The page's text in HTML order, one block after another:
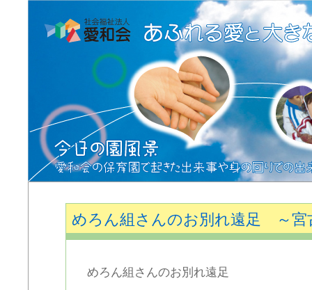
めろん組さんのお別れ遠足 ～宮
めろん組さんのお別れ遠足